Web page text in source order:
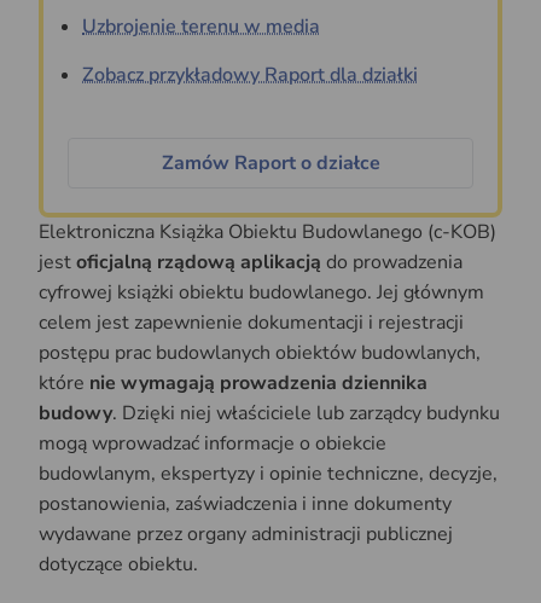
Uzbrojenie terenu w media
Zobacz przykładowy Raport dla działki
Zamów Raport o działce
Elektroniczna Książka Obiektu Budowlanego (c-KOB)
jestoficjalną rządową aplikacją do prowadzenia
cyfrowej książki obiektu budowlanego. Jej głównym
celem jest zapewnienie dokumentacji i rejestracji
postępu prac budowlanych obiektów budowlanych,
które nie wymagają prowadzenia dziennika
budowy. Dzięki niej właściciele lub zarządcy budynku
mogą wprowadzać informacje o obiekcie
budowlanym, ekspertyzy i opinie techniczne, decyzje,
postanowienia, zaświadczenia i inne dokumenty
wydawane przez organy administracji publicznej
dotyczące obiektu.